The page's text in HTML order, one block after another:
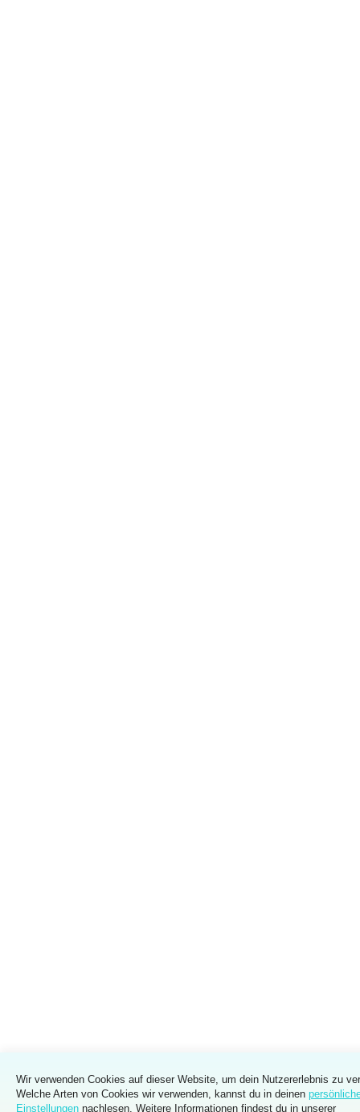
Wir verwenden Cookies auf dieser Website, um dein Nutzererlebnis zu
Welche Arten von Cookies wir verwenden, kannst du in deinen
Einstellungen nachlesen. Weitere Informationen findest du in unserer